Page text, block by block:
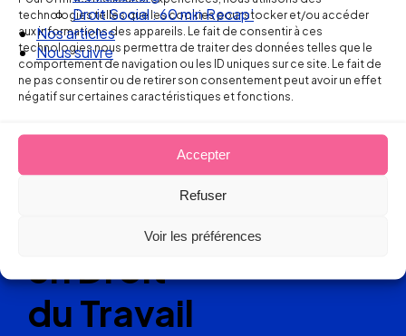
technologies telles que les cookies pour stocker et/ou accéder
aux informations des appareils. Le fait de consentir à ces
technologies nous permettra de traiter des données telles que le
comportement de navigation ou les ID uniques sur ce site. Le fait de
ne pas consentir ou de retirer son consentement peut avoir un effet
négatif sur certaines caractéristiques et fonctions.
Accepter
Refuser
Voir les préférences
Droit Social : 60 min Recap’
Nos articles
Nous suivre
Ellipse Avocats
Réseau
de cabinets
d’avocats
experts
en Droit
du Travail